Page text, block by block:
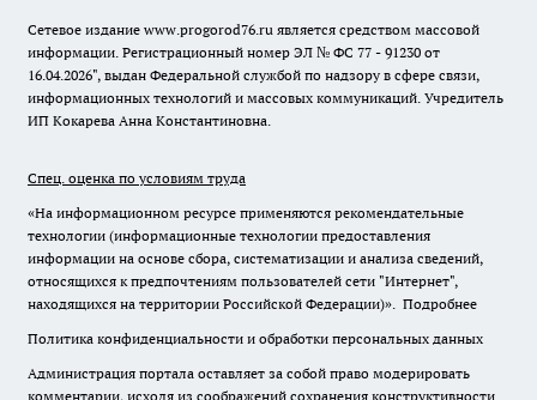
Сетевое издание www.progorod76.ru является средством массовой
информации. Регистрационный номер ЭЛ № ФС 77 - 91230 от
16.04.2026", выдан Федеральной службой по надзору в сфере связи,
информационных технологий и массовых коммуникаций. Учредитель
ИП Кокарева Анна Константиновна.
Спец. оценка по условиям труда
«На информационном ресурсе применяются рекомендательные
технологии (информационные технологии предоставления
информации на основе сбора, систематизации и анализа сведений,
относящихся к предпочтениям пользователей сети "Интернет",
находящихся на территории Российской Федерации)». Подробнее
Политика конфиденциальности и обработки персональных данных
Администрация портала оставляет за собой право модерировать
комментарии, исходя из соображений сохранения конструктивности